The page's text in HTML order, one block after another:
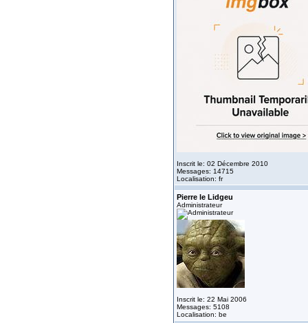
Inscrit le: 02 Décembre 2010
Messages: 14715
Localisation: fr
Pierre le Lidgeu
Administrateur
Inscrit le: 22 Mai 2006
Messages: 5108
Localisation: be